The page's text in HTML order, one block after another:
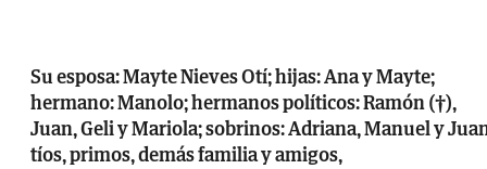
Su esposa: Mayte Nieves Otí; hijas: Ana y Mayte;
hermano: Manolo; hermanos políticos: Ramón (†),
Juan, Geli y Mariola; sobrinos: Adriana, Manuel y
tíos, primos, demás familia y amigos,